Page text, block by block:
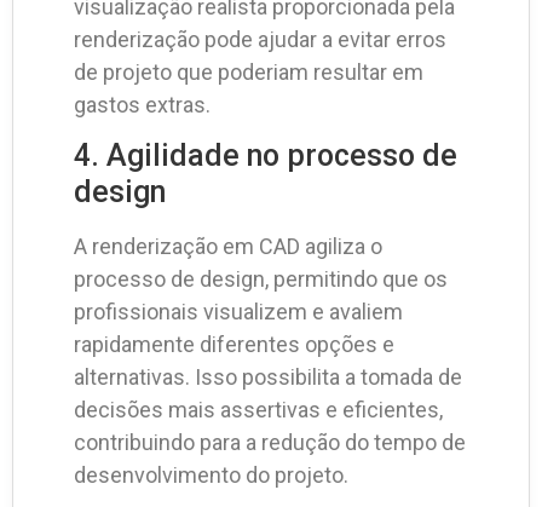
visualização realista proporcionada pela
renderização pode ajudar a evitar erros
de projeto que poderiam resultar em
gastos extras.
4. Agilidade no processo de
design
A renderização em CAD agiliza o
processo de design, permitindo que os
profissionais visualizem e avaliem
rapidamente diferentes opções e
alternativas. Isso possibilita a tomada de
decisões mais assertivas e eficientes,
contribuindo para a redução do tempo de
desenvolvimento do projeto.